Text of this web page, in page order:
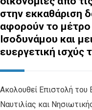
στην εκκαθάριση
αφορούν το
Ισοδυνάμου και
ευεργετική ισχύς
Ακολουθεί Επιστολή του
Ναυτιλίας και